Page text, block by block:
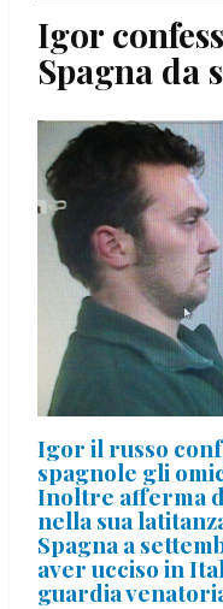
Igor
Spagna da
Igor il russo
spagnole gli
Inoltre afferma
nella sua
Spagna a
aver ucciso in
guardia